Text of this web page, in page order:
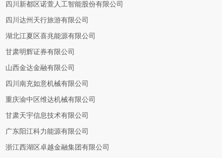
四川新都区诺萱人工智能股份有限公司
四川达州天行旅游有限公司
湖北江夏区喜兆能源有限公司
甘肃明辉证券有限公司
山西金达金融有限公司
四川南充如意机械有限公司
重庆渝中区维达机械有限公司
甘肃天宇信息技术有限公司
广东阳江科力能源有限公司
浙江西湖区卓越金融集团有限公司